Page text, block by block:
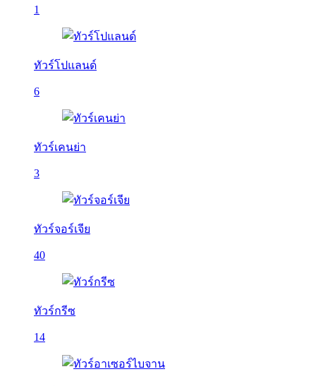
1
ทัวร์โปแลนด์
6
ทัวร์เคนย่า
3
ทัวร์จอร์เจีย
40
ทัวร์กรีซ
14